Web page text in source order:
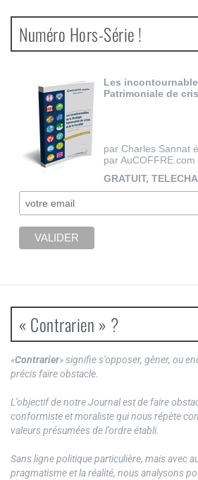
Numéro Hors-Série !
Les
Patrimoniale de
par Charles Sannat
par AuCOFFRE.com
GRATUIT,
« Contrarien » ?
«Contrarier» signifie s’opposer, gêner, ou
précis faire obstacle.
L’objectif de notre Journal est de faire
conformiste et moraliste qui nous répète
valeurs présumées de l’ordre établi.
Sans ligne politique particulière, mais avec
pragmatisme et la réalité, nous analysons